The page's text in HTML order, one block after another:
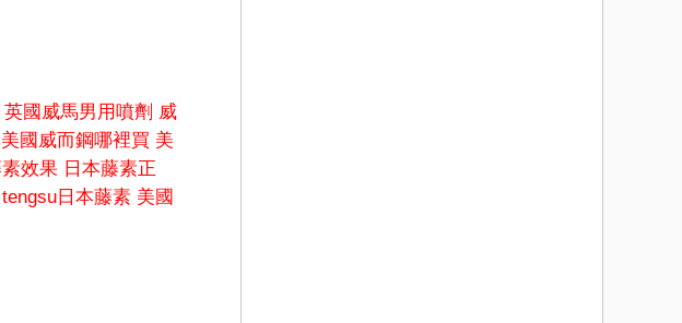
英國威馬男用噴劑 威
美國威而鋼哪裡買 美
效果 日本藤素正
日本藤素 美國